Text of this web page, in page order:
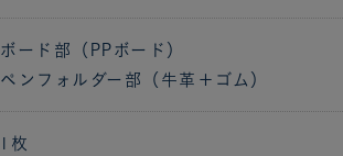
ボード部（PPボード）
ペンフォルダー部（牛革＋ゴム）
1枚